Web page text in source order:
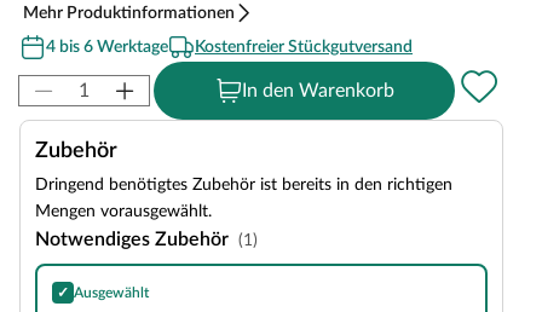
Mehr Produktinformationen
4 bis 6 Werktage
Kostenfreier Stückgutversand
In den Warenkorb
Zubehör
Dringend benötigtes Zubehör ist bereits in den richtigen
Mengen vorausgewählt.
Notwendiges Zubehör (1)
✓ Ausgewählt
SPARSET Bodenanker, 6 Stück